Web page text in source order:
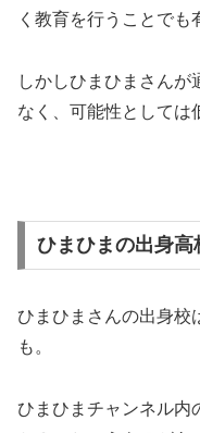
く教育を行うことでも
しかしひまひまさんが
なく、可能性としては
ひまひまの出身高
ひまひまさんの出身校
も。
ひまひまチャンネル内